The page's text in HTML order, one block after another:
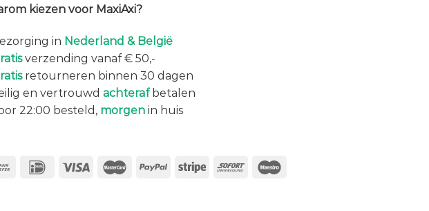
kiezen voor MaxiAxi?
in Nederland & België
verzending vanaf € 50,-
retourneren binnen 30 dagen
en vertrouwd achterafbetalen
22:00 besteld, morgenin huis